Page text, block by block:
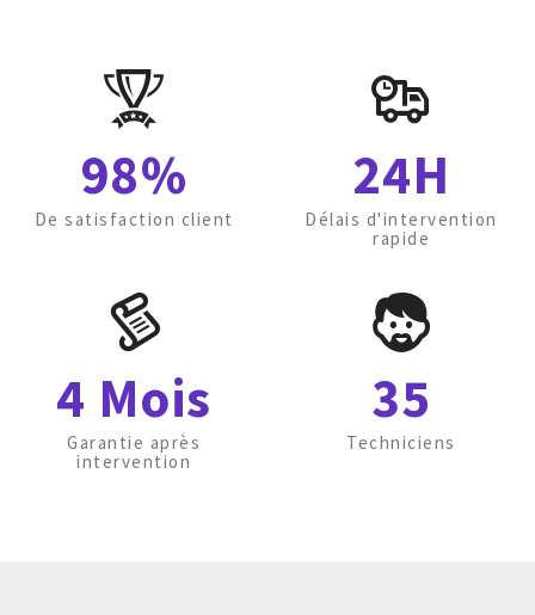
98%
De satisfaction client
24H
Délais d'intervention
rapide
4 Mois
Garantie après
intervention
35
Techniciens